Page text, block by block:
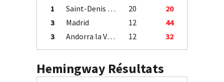
1
Saint-Denis / Île de la Réunion 20
20
3
Madrid 12
44
3
Andorra la Vella 12 32
Hemingway Résultats